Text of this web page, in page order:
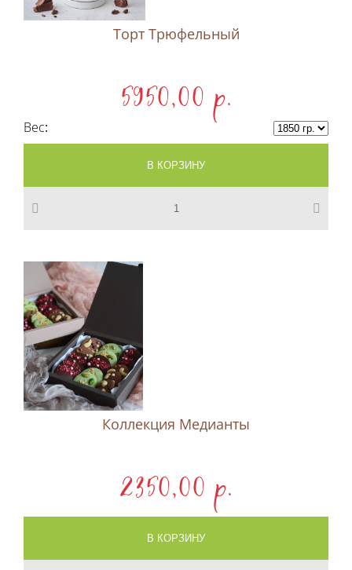
Торт Трюфельный
5950,00 p.
Вес
Коллекция Медианты
2350,00 p.